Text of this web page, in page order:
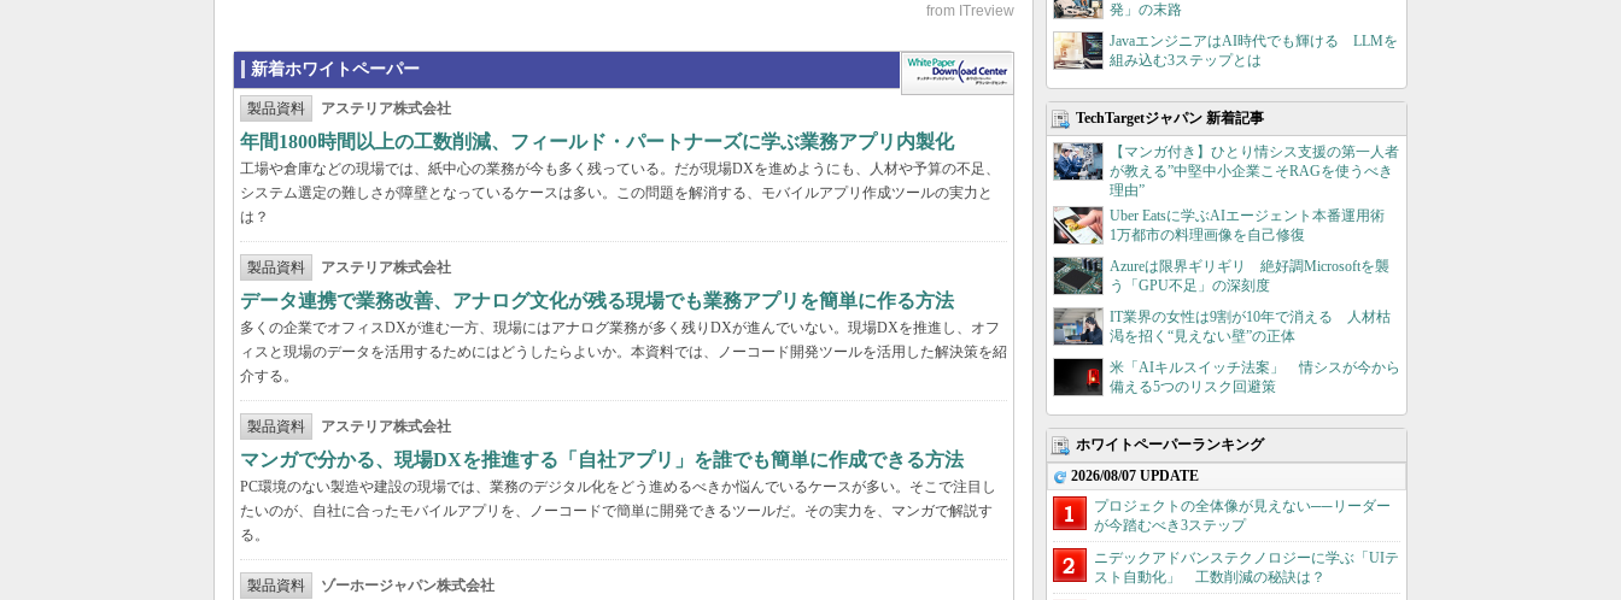
新着ホワイトペーパー
製品資料 アステリア株式会社
年間1800時間以上の工数削減、フィールド・パートナーズに学ぶ業務アプリ内製化
工場や倉庫などの現場では、紙中心の業務が今も多く残っている。だが現場DXを進めようにも、人材や予算の不足、
システム選定の難しさが障壁となっているケースは多い。この問題を解消する、モバイルアプリ作成ツールの実力と
は？
製品資料 アステリア株式会社
データ連携で業務改善、アナログ文化が残る現場でも業務アプリを簡単に作る方法
多くの企業でオフィスDXが進む一方、現場にはアナログ業務が多く残りDXが進んでいない。現場DXを推進し、オフ
ィスと現場のデータを活用するためにはどうしたらよいか。本資料では、ノーコード開発ツールを活用した解決策を紹
介する。
製品資料 アステリア株式会社
マンガで分かる、現場DXを推進する「自社アプリ」を誰でも簡単に作成できる方法
PC環境のない製造や建設の現場では、業務のデジタル化をどう進めるべきか悩んでいるケースが多い。そこで注目し
たいのが、自社に合ったモバイルアプリを、ノーコードで簡単に開発できるツールだ。その実力を、マンガで解説す
る。
製品資料 ゾーホージャパン株式会社
発」の末路
JavaエンジニアはAI時代でも輝ける LLMを
組み込む3ステップとは
TechTargetジャパン 新着記事
【マンガ付き】ひとり情シス支援の第一人者
が教える”中堅中小企業こそRAGを使うべき
理由”
Uber Eatsに学ぶAIエージェント本番運用術
1万都市の料理画像を自己修復
Azureは限界ギリギリ 絶好調Microsoftを襲
う「GPU不足」の深刻度
IT業界の女性は9割が10年で消える 人材枯
渇を招く“見えない壁”の正体
米「AIキルスイッチ法案」 情シスが今から
備える5つのリスク回避策
ホワイトペーパーランキング
2026/08/07 UPDATE
プロジェクトの全体像が見えない──リーダー
が今踏むべき3ステップ
ニデックアドバンステクノロジーに学ぶ「UIテ
スト自動化」 工数削減の秘訣は？